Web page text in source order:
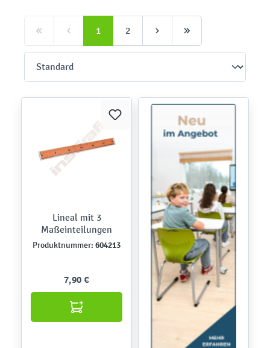
1 2
Lineal mit 3
Maßeinteilungen
Produktnummer: 604213
7,90 €